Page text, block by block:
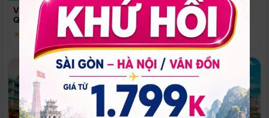
Vinpearl Resort & Spa Phu
Quoc
★ 5.0
Quoc
Phú Quốc
★ 5.0